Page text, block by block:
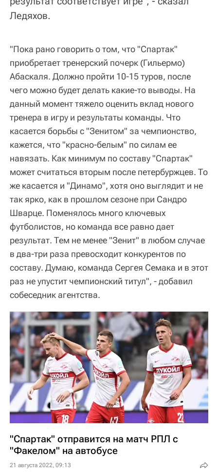
Ледяхов.
"Пока рано говорить о том, что "Спартак"
приобретает тренерский почерк (Гильермо)
Абаскаля. Должно пройти 10-15 туров, после
чего можно будет делать какие-то выводы. На
данный момент тяжело оценить вклад нового
тренера в игру и результаты команды. Что
касается борьбы с "Зенитом" за чемпионство,
кажется, что "красно-белым" по силам ее
навязать. Как минимум по составу "Спартак"
может считаться вторым после петербуржцев. То
же касается и "Динамо", хотя оно выглядит и не
так ярко, как в прошлом сезоне при Сандро
Шварце. Поменялось много ключевых
футболистов, но команда все равно дает
результат. Тем не менее "Зенит" в любом случае
в два-три раза превосходит конкурентов по
составу. Думаю, команда Сергея Семака и в этот
раз не упустит чемпионский титул", - добавил
собеседник агентства.
"Спартак" отправится на матч РПЛ с
"Факелом" на автобусе
21 августа 2022, 09:13